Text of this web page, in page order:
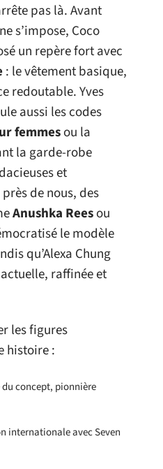
pas là. Avant
s’impose, Coco
un repère fort avec
: le vêtement basique,
redoutable. Yves
aussi les codes
femmesou la
la garde-robe
et
de nous, des
Anushka Reesou
le modèle
qu’Alexa Chung
raffinée et
les figures
histoire :
du concept, pionnière
internationale avec Seven